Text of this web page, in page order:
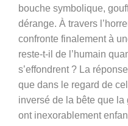
bouche symbolique,
dérange. À travers
confronte finalement à
reste-t-il de l’humain
s’effondrent ? La
que dans le regard de
inversé de la bête que
ont inexorablement